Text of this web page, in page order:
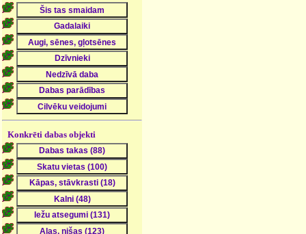
Konkrēti dabas objekti